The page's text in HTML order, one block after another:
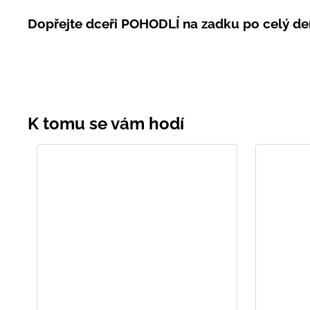
Dopřejte dceři POHODLÍ na zadku po celý